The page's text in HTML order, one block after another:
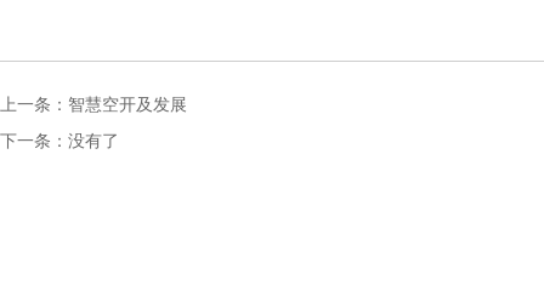
上一条： 智慧空开及发展
下一条：没有了